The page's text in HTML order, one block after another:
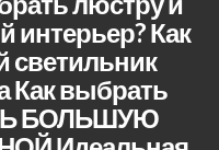
интерьер? Как
светильник
Как выбрать
БОЛЬШУЮ